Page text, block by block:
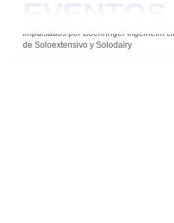
impulsados por Boehringer Ingelheim
de Soloextensivo y Solodairy